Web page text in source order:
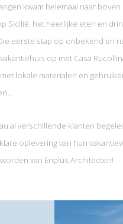
kwam helemaal naar
Sicilië: het heerlijke eten en
eerste stap op onbekend en
op met Casa
lokale materialen en
al verschillende klanten
oplevering van hun
van Enplus Architecten!